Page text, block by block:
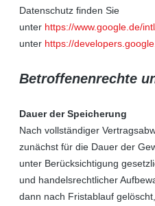
Datenschutz finden Sie
unter https://www.google.de/
unter https://
Betroffenenrechte
Dauer der Speicherung
Nach vollständiger
zunächst für die Dauer der
unter Berücksichtigung
und handelsrechtlicher
dann nach Fristablauf